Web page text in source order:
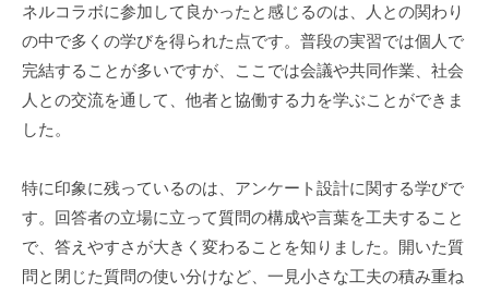
ネルコラボに参加して良かったと感じるのは、人との関わり
の中で多くの学びを得られた点です。普段の実習では個人で
完結することが多いですが、ここでは会議や共同作業、社会
人との交流を通して、他者と協働する力を学ぶことができま
した。
特に印象に残っているのは、アンケート設計に関する学びで
す。回答者の立場に立って質問の構成や言葉を工夫すること
で、答えやすさが大きく変わることを知りました。開いた質
問と閉じた質問の使い分けなど、一見小さな工夫の積み重ね